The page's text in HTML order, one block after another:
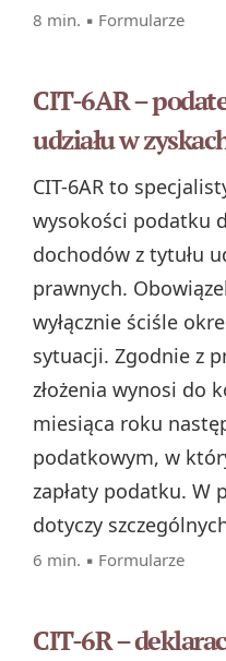
8 min. ▪ Formularze
CIT-6AR –
udziału w
CIT-6AR to
wysokości podatku
dochodów z tytułu
prawnych.
wyłącznie ściśle
sytuacji. Zgodnie z
złożenia wynosi do
miesiąca roku
podatkowym, w
zapłaty podatku. W
dotyczy
6 min. ▪ Formularze
CIT-6R –